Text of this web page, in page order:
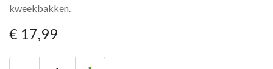
kweekbakken.
€ 17,99